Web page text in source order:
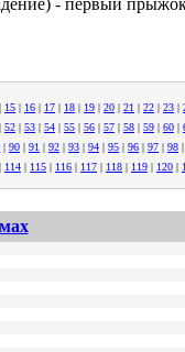
- первый
| 15 | 16 | 17 | 18 | 19 | 20 | 21 | 22 | 23 |
| 52 | 53 | 54 | 55 | 56 | 57 | 58 | 59 | 60 |
| 90 | 91 | 92 | 93 | 94 | 95 | 96 | 97 | 98 |
| 114 | 115 | 116 | 117 | 118 | 119 | 120 |